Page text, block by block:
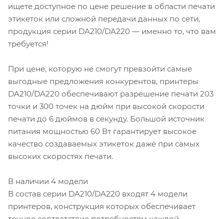
ищете доступное по цене решение в области печати
этикеток или сложной передачи данных по сети,
продукция серии DA210/DA220 — именно то, что вам
требуется!
При цене, которую не смогут превзойти самые
выгодные предложения конкурентов, принтеры
DA210/DA220 обеспечивают разрешение печати 203
точки и 300 точек на дюйм при высокой скорости
печати до 6 дюймов в секунду. Большой источник
питания мощностью 60 Вт гарантирует высокое
качество создаваемых этикеток даже при самых
высоких скоростях печати.
В наличии 4 модели
В состав серии DA210/DA220 входят 4 модели
принтеров, конструкция которых обеспечивает